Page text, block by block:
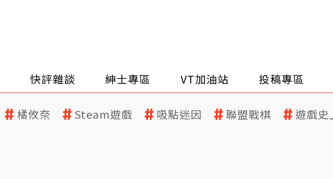
快評雜談 紳士專區 VT加油站 投稿專區
橘攸奈 Steam遊戲 吸點迷因 聯盟戰棋 遊戲史